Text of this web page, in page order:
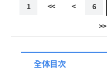
1 << < 6
>>
全体目次